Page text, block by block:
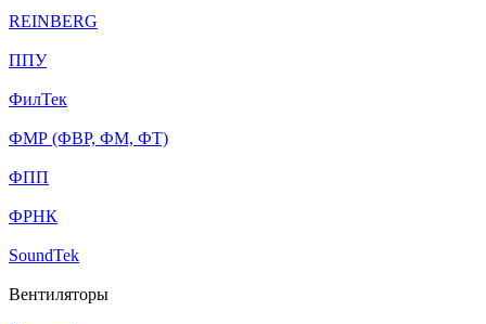
REINBERG
ППУ
ФилТек
ФМР (ФВР, ФМ, ФТ)
ФПП
ФРНК
SoundTek
Вентиляторы